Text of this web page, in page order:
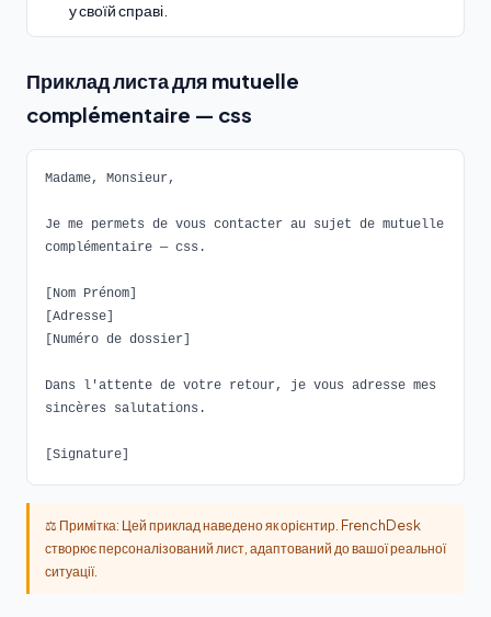
у своїй справі.
Приклад листа для mutuelle
complémentaire — css
Madame, Monsieur,
Je me permets de vous contacter au sujet de mutuelle
complémentaire — css.
[Nom Prénom]
[Adresse]
[Numéro de dossier]
Dans l'attente de votre retour, je vous adresse mes
sincères salutations.
[Signature]
⚖️ Примітка: Цей приклад наведено як орієнтир. FrenchDesk
створює персоналізований лист, адаптований до вашої реальної
ситуації.